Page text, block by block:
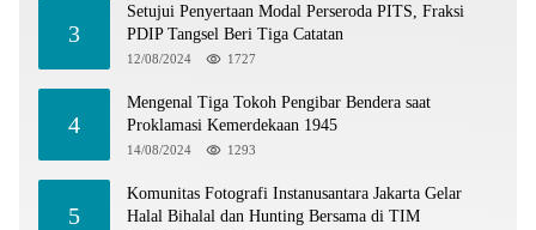
3
Setujui Penyertaan Modal Perseroda PITS, Fraksi
PDIP Tangsel Beri Tiga Catatan
12/08/2024 1727
4
Mengenal Tiga Tokoh Pengibar Bendera saat
Proklamasi Kemerdekaan 1945
14/08/2024 1293
5
Komunitas Fotografi Instanusantara Jakarta Gelar
Halal Bihalal dan Hunting Bersama di TIM